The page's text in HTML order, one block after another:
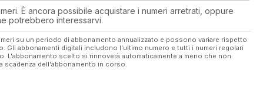
È ancora possibile acquistare i numeri arretrati, oppure
potrebbero interessarvi.
su un periodo di abbonamento annualizzato e possono variare rispetto
abbonamenti digitali includono l'ultimo numero e tutti i numeri regolari
L'abbonamento scelto si rinnoverà automaticamente a meno che non
scadenza dell'abbonamento in corso.